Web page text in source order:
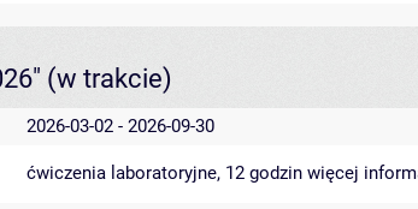
(w trakcie)
2026-03-02 - 2026-09-30
ćwiczenia laboratoryjne, 12 godzin więcej